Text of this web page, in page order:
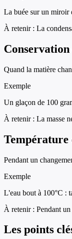
La buée sur un miroir
À retenir : La
Quand la matière
Exemple
Un glaçon de 100
À retenir : La masse
Température
Pendant un
Exemple
L'eau bout à 100°C :
À retenir : Pendant
Les points